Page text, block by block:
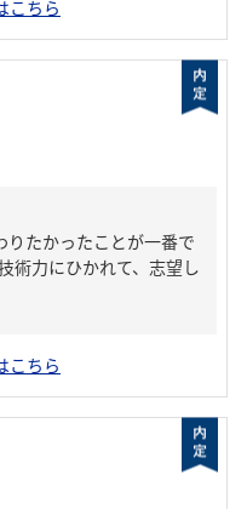
こちら
りたかったことが一番で
術力にひかれて、志望し
こちら